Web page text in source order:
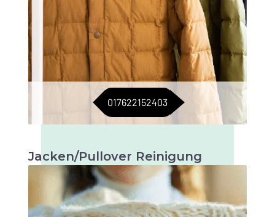
017622152403
Jacken/Pullover Reinigung
Sorgfältige Reinigung, um Jacken und
Pullover in bestem Zustand zu halten.
Langlebigkeit garantiert.